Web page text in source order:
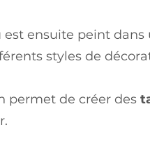
ensuite peint dans
styles de
permet de créer des